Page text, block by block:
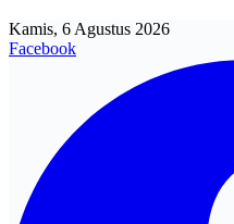
Kamis, 6 Agustus 2026
Facebook